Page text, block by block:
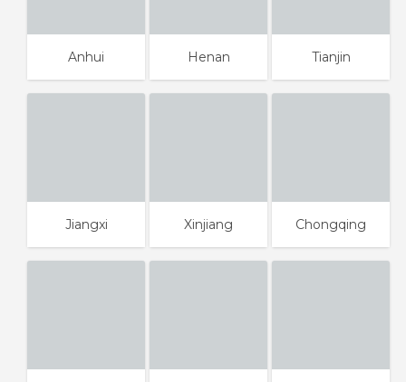
Anhui Henan Tianjin
Jiangxi Xinjiang Chongqing